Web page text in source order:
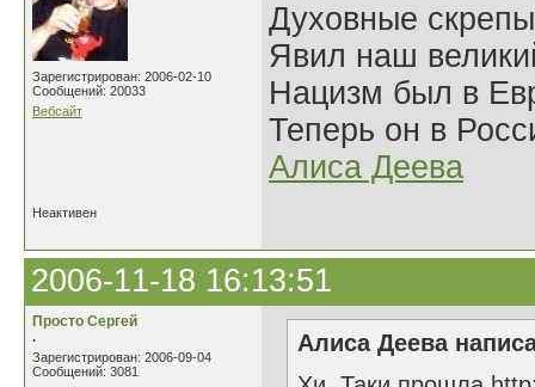
Зарегистрирован: 2006-02-10
Сообщений: 20033
Вебсайт
Духовные
Явил наш
Нацизм был в
Теперь он в
Алиса Деева
Неактивен
2006-11-18 16:13:51
Просто Сергей
.
Зарегистрирован: 2006-09-04
Сообщений: 3081
Алиса Деева